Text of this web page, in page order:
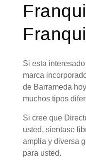
Si esta
marca
de Barrameda
muchos tipos
Si cree que
usted, sientase
amplia y diversa
para usted.